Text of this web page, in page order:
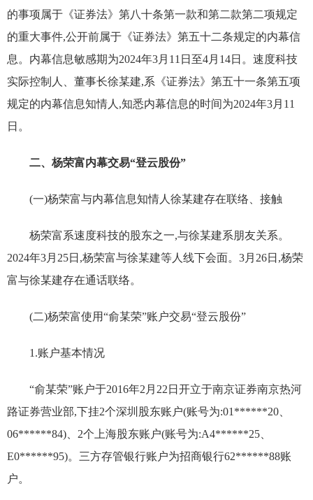
的事项属于《证券法》第八十条第一款和第二款第二项规定
的重大事件,公开前属于《证券法》第五十二条规定的内幕信
息。内幕信息敏感期为2024年3月11日至4月14日。速度科技
实际控制人、董事长徐某建,系《证券法》第五十一条第五项
规定的内幕信息知情人,知悉内幕信息的时间为2024年3月11
日。
二、杨荣富内幕交易“登云股份”
(一)杨荣富与内幕信息知情人徐某建存在联络、接触
杨荣富系速度科技的股东之一,与徐某建系朋友关系。
2024年3月25日,杨荣富与徐某建等人线下会面。3月26日,杨荣
富与徐某建存在通话联络。
(二)杨荣富使用“俞某荣”账户交易“登云股份”
1.账户基本情况
“俞某荣”账户于2016年2月22日开立于南京证券南京热河
路证券营业部,下挂2个深圳股东账户(账号为:01******20、
06******84)、2个上海股东账户(账号为:A4******25、
E0******95)。三方存管银行账户为招商银行62******88账
户。